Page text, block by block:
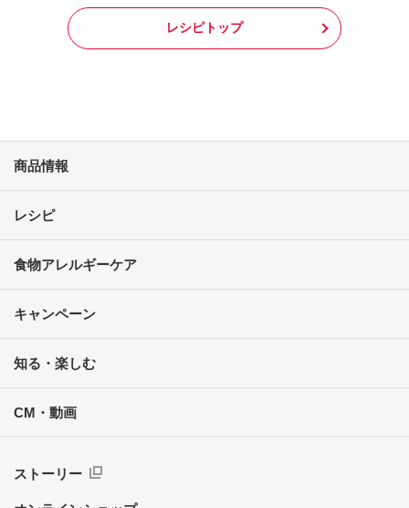
レシピトップ
商品情報
レシピ
食物アレルギーケア
キャンペーン
知る・楽しむ
CM・動画
ストーリー